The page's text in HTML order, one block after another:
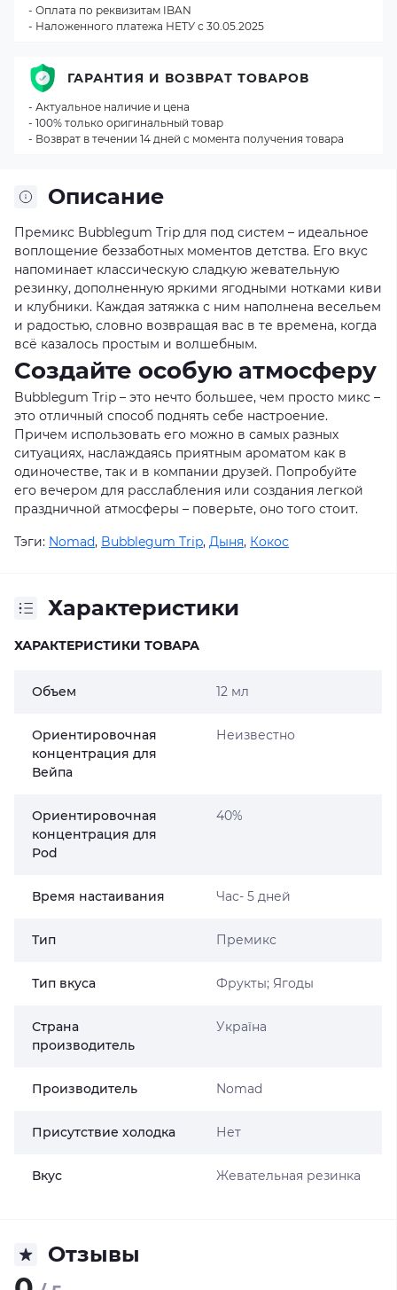
Описание
Премикс Bubblegum Trip для под систем – идеальное
воплощение беззаботных моментов детства. Его вкус
напоминает классическую сладкую жевательную
резинку, дополненную яркими ягодными нотками киви
и клубники. Каждая затяжка с ним наполнена весельем
и радостью, словно возвращая вас в те времена, когда
всё казалось простым и волшебным.
Создайте особую атмосферу
Bubblegum Trip – это нечто большее, чем просто микс –
это отличный способ поднять себе настроение.
Причем использовать его можно в самых разных
ситуациях, наслаждаясь приятным ароматом как в
одиночестве, так и в компании друзей. Попробуйте
его вечером для расслабления или создания легкой
праздничной атмосферы – поверьте, оно того стоит.
Тэги: Nomad, Bubblegum Trip, Дыня, Кокос
Характеристики
ХАРАКТЕРИСТИКИ ТОВАРА
Объем 12 мл
Ориентировочная
концентрация для
Вейпа
Неизвестно
Ориентировочная
концентрация для
Pod
40%
Время настаивания Час- 5 дней
Тип Премикс
Тип вкуса Фрукты; Ягоды
Страна
производитель
Україна
Производитель Nomad
Присутствие холодка Нет
Вкус Жевательная резинка
Отзывы
- Оплата по реквизитам IBAN
- Наложенного платежа НЕТУ с 30.05.2025
ГАРАНТИЯ И ВОЗВРАТ ТОВАРОВ
- Актуальное наличие и цена
- 100% только оригинальный товар
- Возврат в течении 14 дней с момента получения товара